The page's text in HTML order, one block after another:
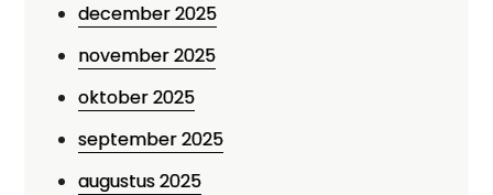
december 2025
november 2025
oktober 2025
september 2025
augustus 2025